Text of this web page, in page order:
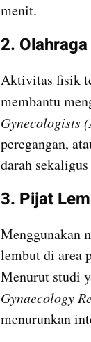
menit.
2.
Aktivitas fisik
membantu
Gynecologists
peregangan,
darah
3. Pijat
Menggunakan
lembut di area
Menurut studi
Gynaecology
menurunkan